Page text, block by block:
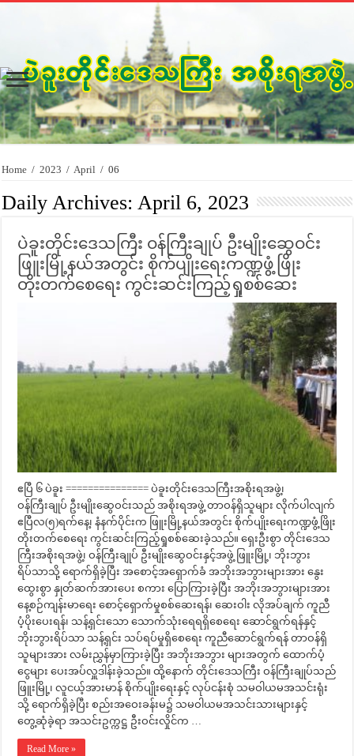
Home / 2023 / April / 06
Daily Archives:April 6, 2023
ပဲခူးတိုင်းဒေသကြီး ဝန်ကြီးချုပ် ဦးမျိုးဆွေဝင်း
ဖြူးမြို့နယ်အတွင်း စိုက်ပျိုးရေးကဏ္ဍဖွံ့ဖြိုး
တိုးတက်စေရေး ကွင်းဆင်းကြည့်ရှုစစ်ဆေး
ဧပြီ ၆ ပဲခူး =============== ပဲခူးတိုင်းဒေသကြီးအစိုးရအဖွဲ့၊
ဝန်ကြီးချုပ် ဦးမျိုးဆွေဝင်းသည် အစိုးရအဖွဲ့ တာဝန်ရှိသူများ လိုက်ပါလျက်
ဧပြီလ(၅)ရက်နေ့၊ နံနက်ပိုင်းက ဖြူးမြို့နယ်အတွင်း စိုက်ပျိုးရေးကဏ္ဍဖွံ့ဖြိုး
တိုးတက်စေရေး ကွင်းဆင်းကြည့်ရှုစစ်ဆေးခဲ့သည်။ ရှေးဦးစွာ တိုင်းဒေသ
ကြီးအစိုးရအဖွဲ့၊ ဝန်ကြီးချုပ် ဦးမျိုးဆွေဝင်းနှင့်အဖွဲ့ ဖြူးမြို့၊ ဘိုးဘွား
ရိပ်သာသို့ ရောက်ရှိခဲ့ပြီး အစောင့်အရှောက်ခံ အဘိုးအဘွားများအား နွေး
ထွေးစွာ နှုတ်ဆက်အားပေး စကား ပြောကြားခဲ့ပြီး အဘိုးအဘွားများအား
နေ့စဉ်ကျန်းမာရေး စောင့်ရှောက်မှုစစ်ဆေးရန်၊ ဆေးဝါး လိုအပ်ချက် ကူညီ
ပံ့ပိုးပေးရန်၊ သန့်ရှင်းသော သောက်သုံးရေရရှိစေရေး ဆောင်ရွက်ရန်နှင့်
ဘိုးဘွားရိပ်သာ သန့်ရှင်း သပ်ရပ်မှုရှိစေရေး ကူညီဆောင်ရွက်ရန် တာဝန်ရှိ
သူများအား လမ်းညွှန်မှာကြားခဲ့ပြီး အဘိုးအဘွား များအတွက် ထောက်ပံ့
ငွေများ ပေးအပ်လှူဒါန်းခဲ့သည်။ ထို့နောက် တိုင်းဒေသကြီး ဝန်ကြီးချုပ်သည်
ဖြူးမြို့၊ လူငယ့်အားမာန် စိုက်ပျိုးရေးနှင့် လုပ်ငန်းစုံ သမဝါယမအသင်းရုံး
သို့ ရောက်ရှိခဲ့ပြီး စည်းအဝေးခန်းမ၌ သမဝါယမအသင်းသားများနှင့်
တွေ့ဆုံခဲ့ရာ အသင်းဥက္ကဋ္ဌ ဦးဝင်းလှိုင်က …
Read More »